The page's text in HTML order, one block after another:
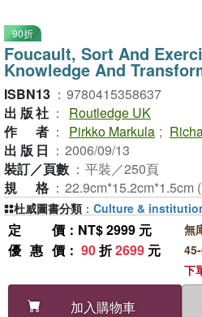
90折
Foucault, Sort And
Knowledge And
ISBN13 ： 9780415358637
出版社 ：
Routledge UK
作者 ： Pirkko Markula ;
出版日 ： 2006/09/13
裝訂／頁數 ： 平裝／250頁
規格 ： 22.9cm*15.2cm*1.5cm
定價 ：NT$ 2999 元
優惠價 ： 90折2699 元
加入購物車
無
下
杜威圖書分類 ： Culture &